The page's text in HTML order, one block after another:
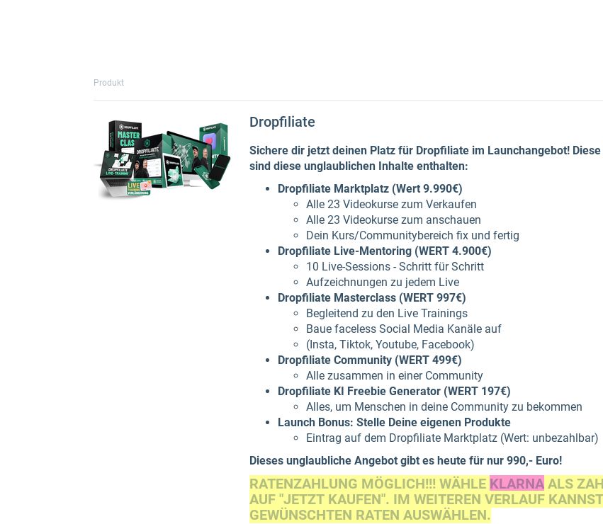
Produkt
Dropfiliate
Sichere dir jetzt deinen Platz für Dropfiliate im Launchangebot!
sind diese unglaublichen Inhalte enthalten:
Dropfiliate Marktplatz (Wert 9.990€)
Alle 23 Videokurse zum Verkaufen
Alle 23 Videokurse zum anschauen
Dein Kurs/Communitybereich fix und fertig
Dropfiliate Live-Mentoring (WERT 4.900€)
10 Live-Sessions - Schritt für Schritt
Aufzeichnungen zu jedem Live
Dropfiliate Masterclass (WERT 997€)
Begleitend zu den Live Trainings
Baue faceless Social Media Kanäle auf
(Insta, Tiktok, Youtube, Facebook)
Dropfiliate Community (WERT 499€)
Alle zusammen in einer Community
Dropfiliate KI Freebie Generator (WERT 197€)
Alles, um Menschen in deine Community zu bekommen
Launch Bonus: Stelle Deine eigenen Produkte
Eintrag auf dem Dropfiliate Marktplatz (Wert: unbezahlbar)
Dieses unglaubliche Angebot gibt es heute für nur 990,- Euro!
RATENZAHLUNG MÖGLICH!!! WÄHLE KLARNA ALS
AUF "JETZT KAUFEN". IM WEITEREN VERLAUF
GEWÜNSCHTEN RATEN AUSWÄHLEN.